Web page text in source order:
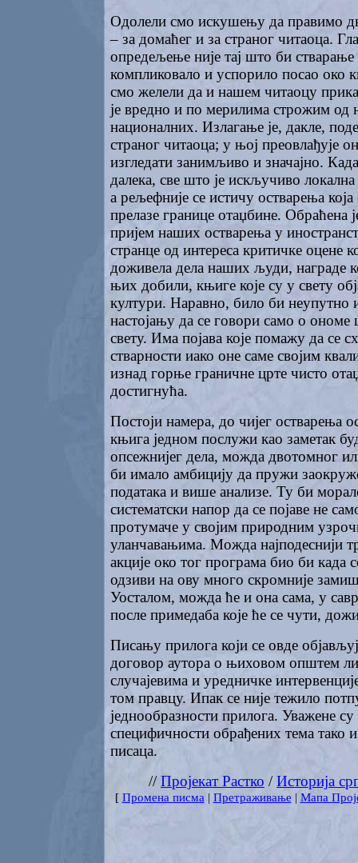
Одолели смо искушењу да правимо
– за домаћег и за страног читаоца.
опредељење није тај што би стварање
компликовало и успорило посао око
смо желели да и нашем читаоцу
је вредно и по мерилима строжим од
националних. Излагање је, дакле,
страног читаоца; у њој преовлађује
изгледати занимљиво и значајно.
далека, све што је искључиво локална
а рељефније се истичу остварења
прелазе границе отаџбине. Обраћена
пријем наших остварења у
странце од интереса критичке оцене
доживела дела наших људи, награде
њих добили, књиге које су у свету
култури. Наравно, било би неупутно
настојању да се говори само о ономе
свету. Има појава које помажу да се
стварности иако оне саме својим
изнад горње граничне црте чисто
достигнућа.
Постоји намера, до чијег остварења
књига једном послужи као заметак
опсежнијег дела, можда двотомног
би имало амбицију да пружи
података и више анализе. Ту би
систематски напор да се појаве не
протумаче у својим природним
уланчавањима. Можда најподеснији
акције око тог програма био би када
одзиви на ову много скромније
Уосталом, можда ће и она сама, у
после примедаба које ће се чути,
Писању прилога који се овде
договор аутора о њиховом општем
случајевима и уредничке
том правцу. Ипак се није тежило
једнообразности прилога. Уважене су
специфичности обрађених тема тако
писаца.
//Пројекат Растко /Историја
[ Промена писма | Претраживање | Мапа